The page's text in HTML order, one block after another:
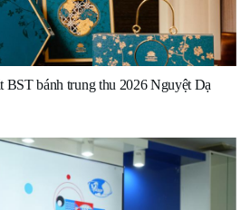
BST bánh trung thu 2026 Nguyệt Dạ